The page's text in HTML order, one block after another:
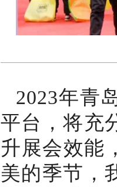
2023年青
平台，将充
升展会效能
美的季节，